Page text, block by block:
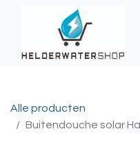
Alle producten
Buitendouche solar